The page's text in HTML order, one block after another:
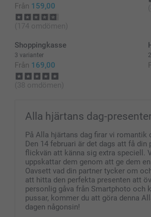
Från 159,00
(174 omdömen)
Shoppingkasse
3 varianter
Från 169,00
(38 omdömen)
Alla hjärtans dag-
På Alla hjärtans dag firar vi romantik
Den 14 februari är det dags att få din
flickvän att känna sig extra speciell.
uppskattar dem genom att ge dem
Oavsett vad din partner tycker om
att hitta den perfekta presenten att
personlig gåva från Smartphoto och
pussar, kommer du att göra denna
dagen någonsin!